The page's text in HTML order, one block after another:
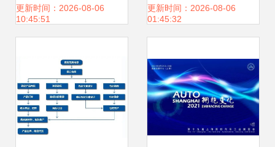
的关键作用
更新时间：2026-08-06
10:45:51
向行前指南视角视
确《绝地求生+定
向突破手册精要》
更新时间：2026-08-06
01:45:32